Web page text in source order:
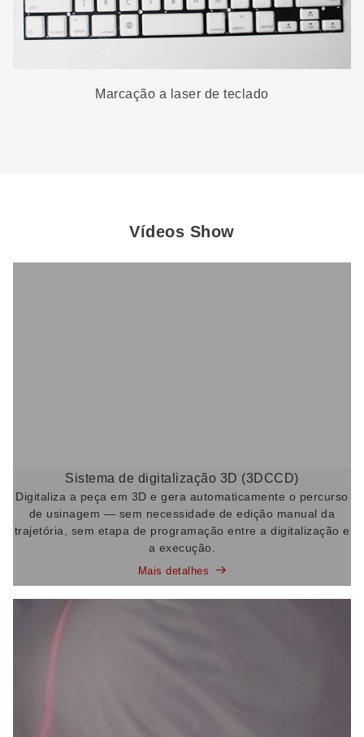
Marcação a laser de teclado
Vídeos Show
Sistema de digitalização 3D (3DCCD)
Digitaliza a peça em 3D e gera automaticamente o percurso
de usinagem — sem necessidade de edição manual da
trajetória, sem etapa de programação entre a digitalização e
a execução.
Mais detalhes